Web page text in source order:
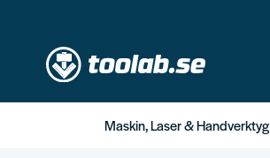
Maskin, Laser & Handverktyg